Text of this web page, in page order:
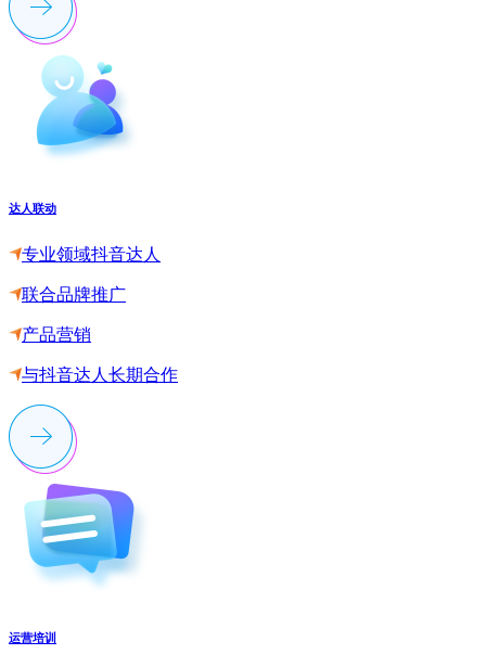
达人联动
专业领域抖音达人
联合品牌推广
产品营销
与抖音达人长期合作
运营培训